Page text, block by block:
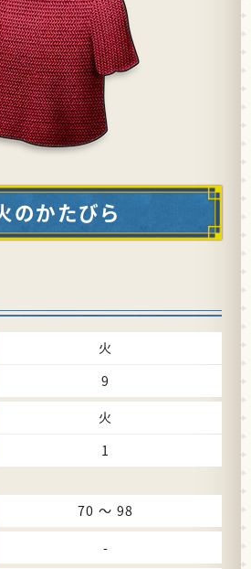
のかたびら
火
9
火
1
70 〜 98
-